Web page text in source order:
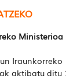
Ministerioa
Iraunkorreko
aktibatu ditu